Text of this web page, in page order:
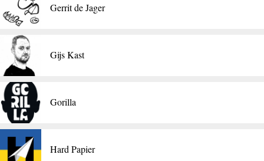
Gerrit de Jager
Gijs Kast
Gorilla
Hard Papier